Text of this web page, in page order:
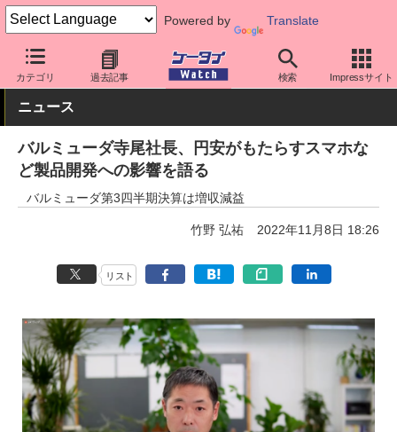
Powered by Translate
カテゴリ 過去記事 検索 Impressサイト
ケータイ Watch OS Android その他メーカー
ニュース
バルミューダ寺尾社長、円安がもたらすスマホな
ど製品開発への影響を語る
バルミューダ第3四半期決算は増収減益
竹野 弘祐 2022年11月8日 18:26
リスト